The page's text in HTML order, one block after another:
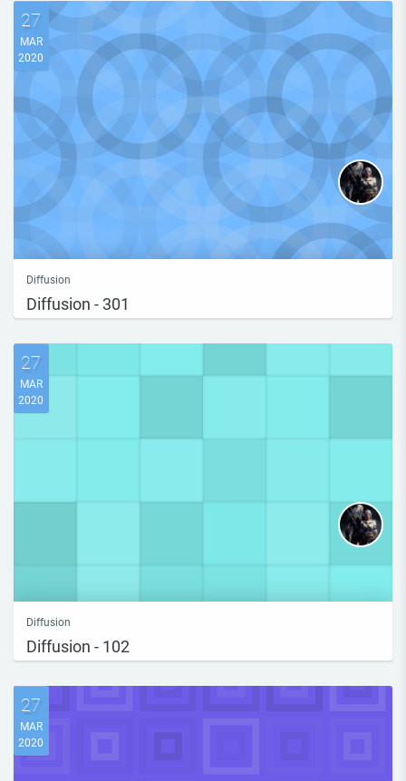
27
MAR
2020
Diffusion
Diffusion - 301
27
MAR
2020
Diffusion
Diffusion - 102
27
MAR
2020